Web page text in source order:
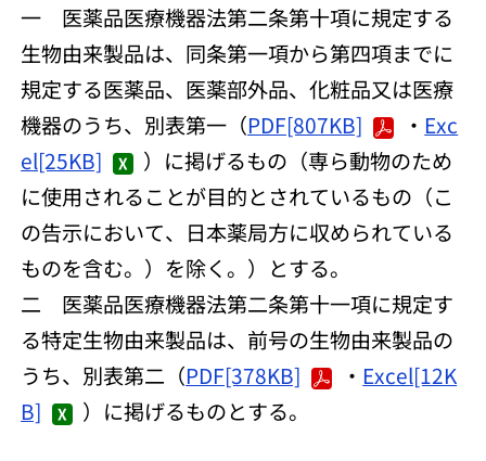
一 医薬品医療機器法第二条第十項に規定する
生物由来製品は、同条第一項から第四項までに
規定する医薬品、医薬部外品、化粧品又は医療
機器のうち、別表第一（PDF[807KB] ・ Exc
el[25KB]
）に掲げるもの（専ら動物のため
に使用されることが目的とされているもの（こ
の告示において、日本薬局方に収められている
ものを含む。）を除く。）とする。
二 医薬品医療機器法第二条第十一項に規定す
る特定生物由来製品は、前号の生物由来製品の
うち、別表第二（PDF[378KB] ・ Excel[12K
B]
）に掲げるものとする。